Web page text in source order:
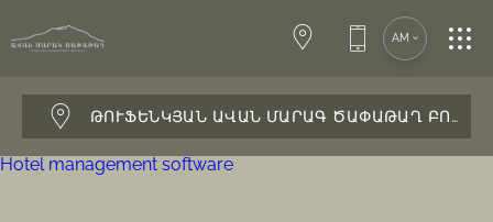
ԹՈՒՖԵՆԿՅԱՆ ԱՎԱՆ ՄԱՐԱԳ ԾԱՓԱԹԱՂ
AM
ՍՊԱ—ԿԵՆՏՐՈՆ
ԿՈՆՖԵՐԱՆՍՆԵՐ
Hotel management software